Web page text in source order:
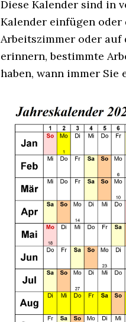
Diese Kalender sind in
Kalender einfügen oder
Arbeitszimmer oder auf
erinnern, bestimmte
haben, wann immer Sie